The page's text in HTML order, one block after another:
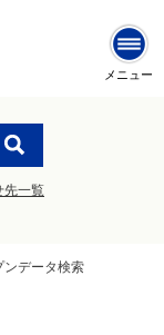
メニュー
先一覧
ンデータ検索